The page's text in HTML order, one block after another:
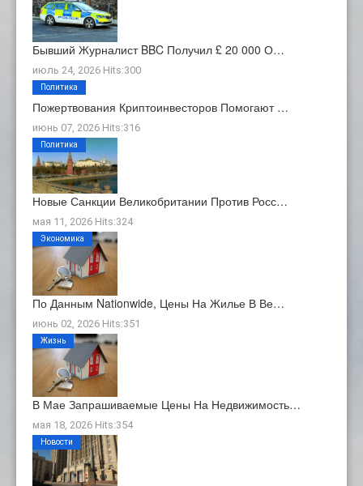
Бывший Журналист BBC Получил £ 20 000 О…
июль 24, 2026 Hits:300
Пожертвования Криптоинвесторов Помогают …
июнь 07, 2026 Hits:316
Политика
Новые Санкции Великобритании Против Росс…
мая 11, 2026 Hits:324
Политика
По Данным Nationwide, Цены На Жилье В Ве…
июнь 02, 2026 Hits:351
Экономика
В Мае Запрашиваемые Цены На Недвижимость…
мая 18, 2026 Hits:354
Жизнь
Новости